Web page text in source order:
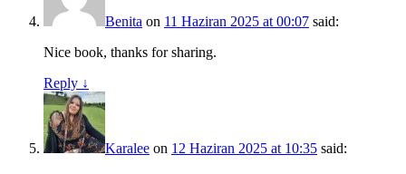
Benita on 11 Haziran 2025 at 00:07 said:
Nice book, thanks for sharing.
Reply ↓
Karalee on 12 Haziran 2025 at 10:35 said: